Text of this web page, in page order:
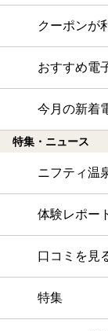
クーポンが
おすすめ電
今月の新着
特集・ニュース
ニフティ温
体験レポー
口コミを見
特集